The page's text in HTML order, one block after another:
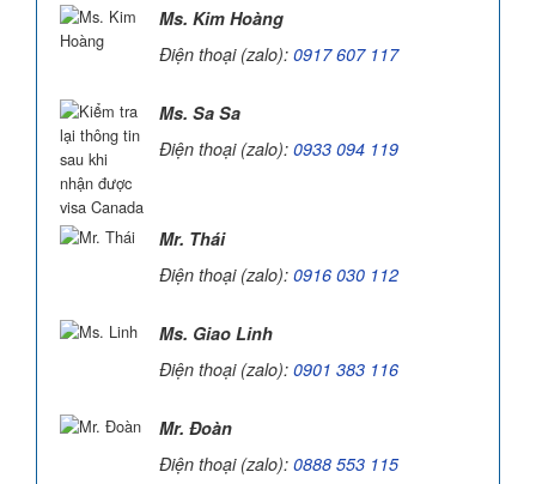
Ms. Kim Hoàng
Điện thoại (zalo): 0917 607 117
Ms. Sa Sa
Điện thoại (zalo): 0933 094 119
Mr. Thái
Điện thoại (zalo): 0916 030 112
Ms. Giao Linh
Điện thoại (zalo): 0901 383 116
Mr. Đoàn
Điện thoại (zalo): 0888 553 115